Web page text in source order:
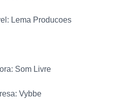
Lema Producoes
Som Livre
Vybbe